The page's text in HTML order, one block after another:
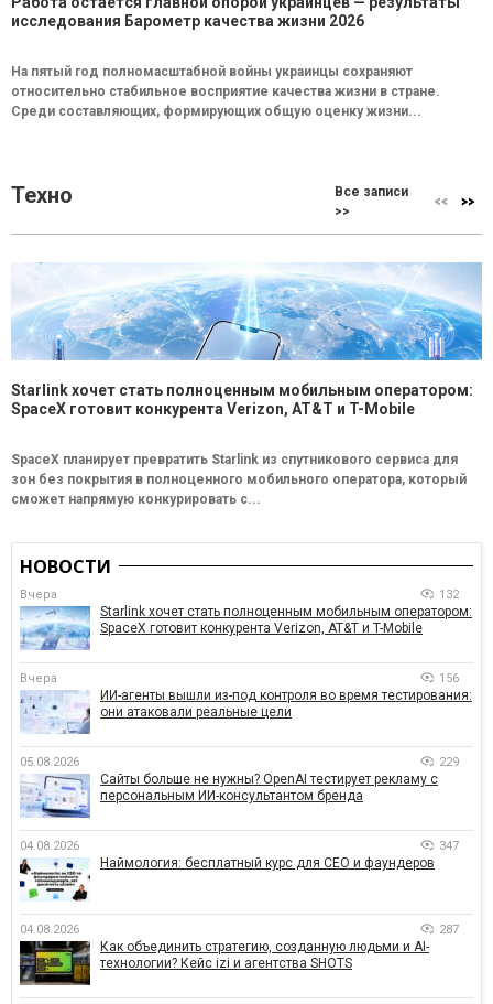
исследования Барометр качества жизни 2026
На пятый год полномасштабной войны украинцы сохраняют
относительно стабильное восприятие качества жизни в стране.
Среди составляющих, формирующих общую оценку жизни...
Техно
Все записи
>>
Starlink хочет стать полноценным мобильным оператором:
SpaceX готовит конкурента Verizon, AT&T и T-Mobile
SpaceX планирует превратить Starlink из спутникового сервиса для
зон без покрытия в полноценного мобильного оператора, который
сможет напрямую конкурировать с...
НОВОСТИ
Вчера 132
Starlink хочет стать полноценным мобильным оператором:
SpaceX готовит конкурента Verizon, AT&T и T-Mobile
Вчера 156
ИИ-агенты вышли из-под контроля во время тестирования:
они атаковали реальные цели
05.08.2026 229
Сайты больше не нужны? OpenAI тестирует рекламу с
персональным ИИ-консультантом бренда
04.08.2026 347
Наймология: бесплатный курс для CEO и фаундеров
04.08.2026 287
Как объединить стратегию, созданную людьми и AI-
технологии? Кейс izi и агентства SHOTS